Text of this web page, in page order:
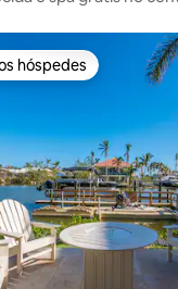
preferidos dos
hóspedes